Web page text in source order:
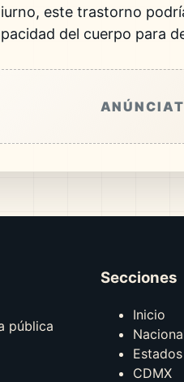
este trastorno
del cuerpo para
pública
Secciones
Inicio
Estados
CDMX